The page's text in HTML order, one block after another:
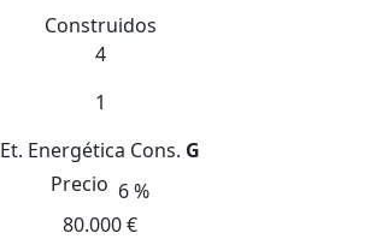
Construidos
4
1
Et. Energética Cons. G
Precio 6 %
80.000 €